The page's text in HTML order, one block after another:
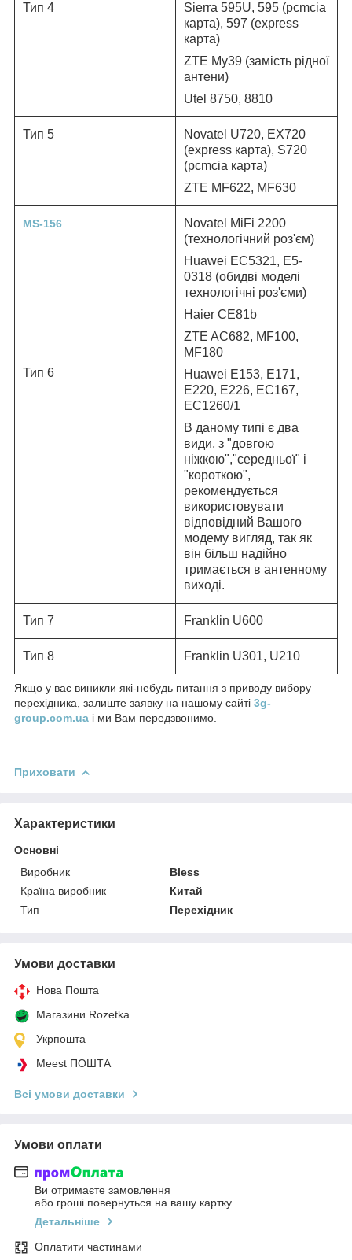
Тип 4
Sierra 595U, 595 (pcmcia
карта), 597 (express
карта)
ZTE My39 (замість рідної
антени)
Utel 8750, 8810
Тип 5
Novatel U720, EX720
(express карта), S720
(pcmcia карта)
ZTE MF622, MF630
MS-156
Тип 6
Novatel MiFi 2200
(технологічний роз'єм)
Huawei EC5321, E5-
0318 (обидві моделі
технологічні роз'єми)
Haier CE81b
ZTE AC682, MF100,
MF180
Huawei E153, E171,
E220, E226, EC167,
EC1260/1
В даному типі є два
види, з "довгою
ніжкою","середньої" і
"короткою",
рекомендується
використовувати
відповідний Вашого
модему вигляд, так як
він більш надійно
тримається в антенному
виході.
Тип 7 Franklin U600
Тип 8 Franklin U301, U210
Якщо у вас виникли які-небудь питання з приводу вибору
перехідника, залиште заявку на нашому сайті 3g-
group.com.ua і ми Вам передзвонимо.
Приховати
Характеристики
Основні
Виробник
Bless
Країна виробник
Китай
Тип
Перехідник
Умови доставки
Нова Пошта
Магазини Rozetka
Укрпошта
Meest ПОШТА
Всі умови доставки
Умови оплати
Ви отримаєте замовлення
або гроші повернуться на вашу картку
Детальніше
Оплатити частинами